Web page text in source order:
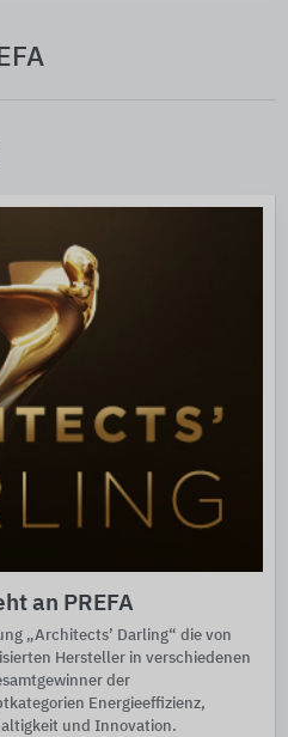
an PREFA
„Architects’ Darling“ die von
Hersteller in verschiedenen
der
Energieeffizienz,
und Innovation.